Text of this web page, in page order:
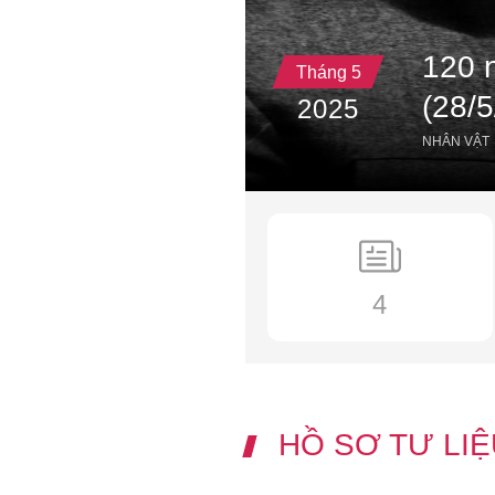
Tháng 5
2025
120
(28/
NHÂN VẬT
4
HỒ SƠ TƯ